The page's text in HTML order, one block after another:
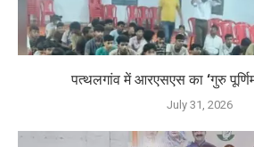
पत्थलगांव में आरएसएस का ‘गुरु
July 31, 2026